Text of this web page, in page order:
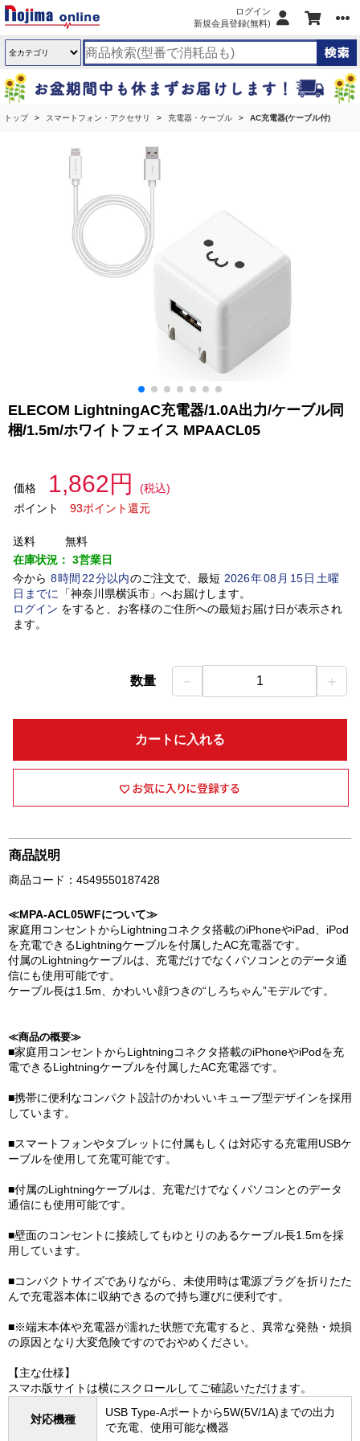
ログイン
新規会員登録(無料)
トップ スマートフォン・アクセサリ 充電器・ケーブル AC充電器(ケーブル付)
ELECOM LightningAC充電器/1.0A出力/ケーブル同
梱/1.5m/ホワイトフェイス MPAACL05
価格 1,862円
(税込)
ポイント
93ポイント還元
送料
無料
在庫状況： 3営業日
今から 8時間 22分以内のご注文で、最短 2026年08 月 15日土曜
日 までに 「神奈川県横浜市」 へお届けします。
ログイン をすると、お客様のご住所への最短お届け日が表示され
ます。
数量 － 1 ＋
カートに入れる
商品説明
商品コード：4549550187428
≪MPA-ACL05WFについて≫
家庭用コンセントからLightningコネクタ搭載のiPhoneやiPad、iPod
を充電できるLightningケーブルを付属したAC充電器です。
付属のLightningケーブルは、充電だけでなくパソコンとのデータ通
信にも使用可能です。
ケーブル長は1.5m、かわいい顔つきの“しろちゃん”モデルです。
≪商品の概要≫
■家庭用コンセントからLightningコネクタ搭載のiPhoneやiPodを充
電できるLightningケーブルを付属したAC充電器です。
■携帯に便利なコンパクト設計のかわいいキューブ型デザインを採用
しています。
■スマートフォンやタブレットに付属もしくは対応する充電用USBケ
ーブルを使用して充電可能です。
■付属のLightningケーブルは、充電だけでなくパソコンとのデータ
通信にも使用可能です。
■壁面のコンセントに接続してもゆとりのあるケーブル長1.5mを採
用しています。
■コンパクトサイズでありながら、未使用時は電源プラグを折りたた
んで充電器本体に収納できるので持ち運びに便利です。
■※端末本体や充電器が濡れた状態で充電すると、異常な発熱・焼損
の原因となり大変危険ですのでおやめください。
【主な仕様】
スマホ版サイトは横にスクロールしてご確認いただけます。
対応機種
USB Type-Aポートから5W(5V/1A)までの出力
で充電、使用可能な機器